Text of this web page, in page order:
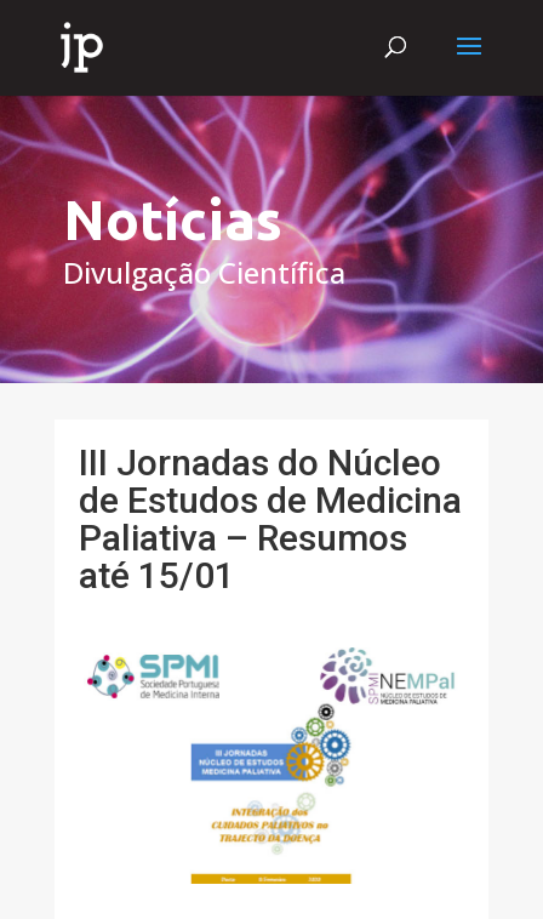
Notícias
Divulgação Científica
III Jornadas do Núcleo
de Estudos de Medicina
Paliativa – Resumos
até 15/01